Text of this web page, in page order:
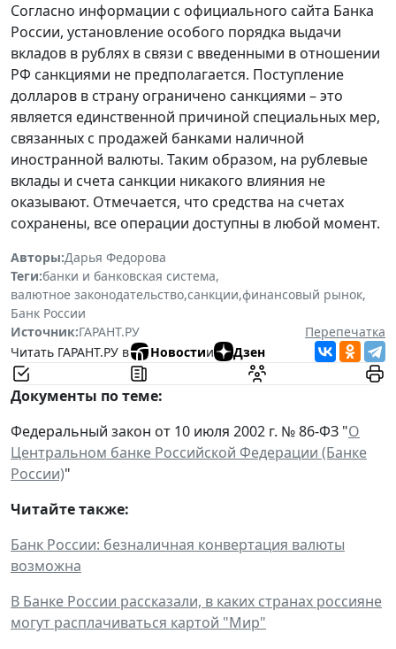
Согласно информации с официального сайта Банка
России, установление особого порядка выдачи
вкладов в рублях в связи с введенными в отношении
РФ санкциями не предполагается. Поступление
долларов в страну ограничено санкциями – это
является единственной причиной специальных мер,
связанных с продажей банками наличной
иностранной валюты. Таким образом, на рублевые
вклады и счета санкции никакого влияния не
оказывают. Отмечается, что средства на счетах
сохранены, все операции доступны в любой момент.
Авторы:Дарья Федорова
Теги:банки и банковская система,
валютное законодательство,санкции,финансовый рынок,
Банк России
Источник:ГАРАНТ.РУ
Перепечатка
Читать ГАРАНТ.РУ в
Новостии Дзен
Документы по теме:
Федеральный закон от 10 июля 2002 г. № 86-ФЗ "О
Центральном банке Российской Федерации (Банке
России)"
Читайте также:
Банк России: безналичная конвертация валюты
возможна
В Банке России рассказали, в каких странах россияне
могут расплачиваться картой "Мир"